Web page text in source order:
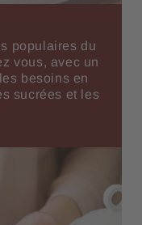
populaires du
vous, avec un
besoins en
sucrées et les